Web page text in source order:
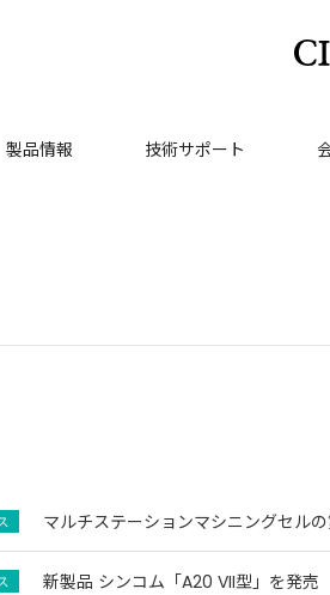
製品情報 技術サポート
マルチステーションマシニングセル
新製品 シンコム「A20 VII型」を発売